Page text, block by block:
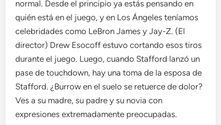
normal. Desde el principio ya estás pensando en
quién está en el juego, y en Los Ángeles teníamos
celebridades como LeBron James y Jay-Z. (El
director) Drew Esocoff estuvo cortando esos tiros
durante el juego. Luego, cuando Stafford lanzó un
pase de touchdown, hay una toma de la esposa de
Stafford. ¿Burrow en el suelo se retuerce de dolor?
Ves a su madre, su padre y su novia con
expresiones extremadamente preocupadas.